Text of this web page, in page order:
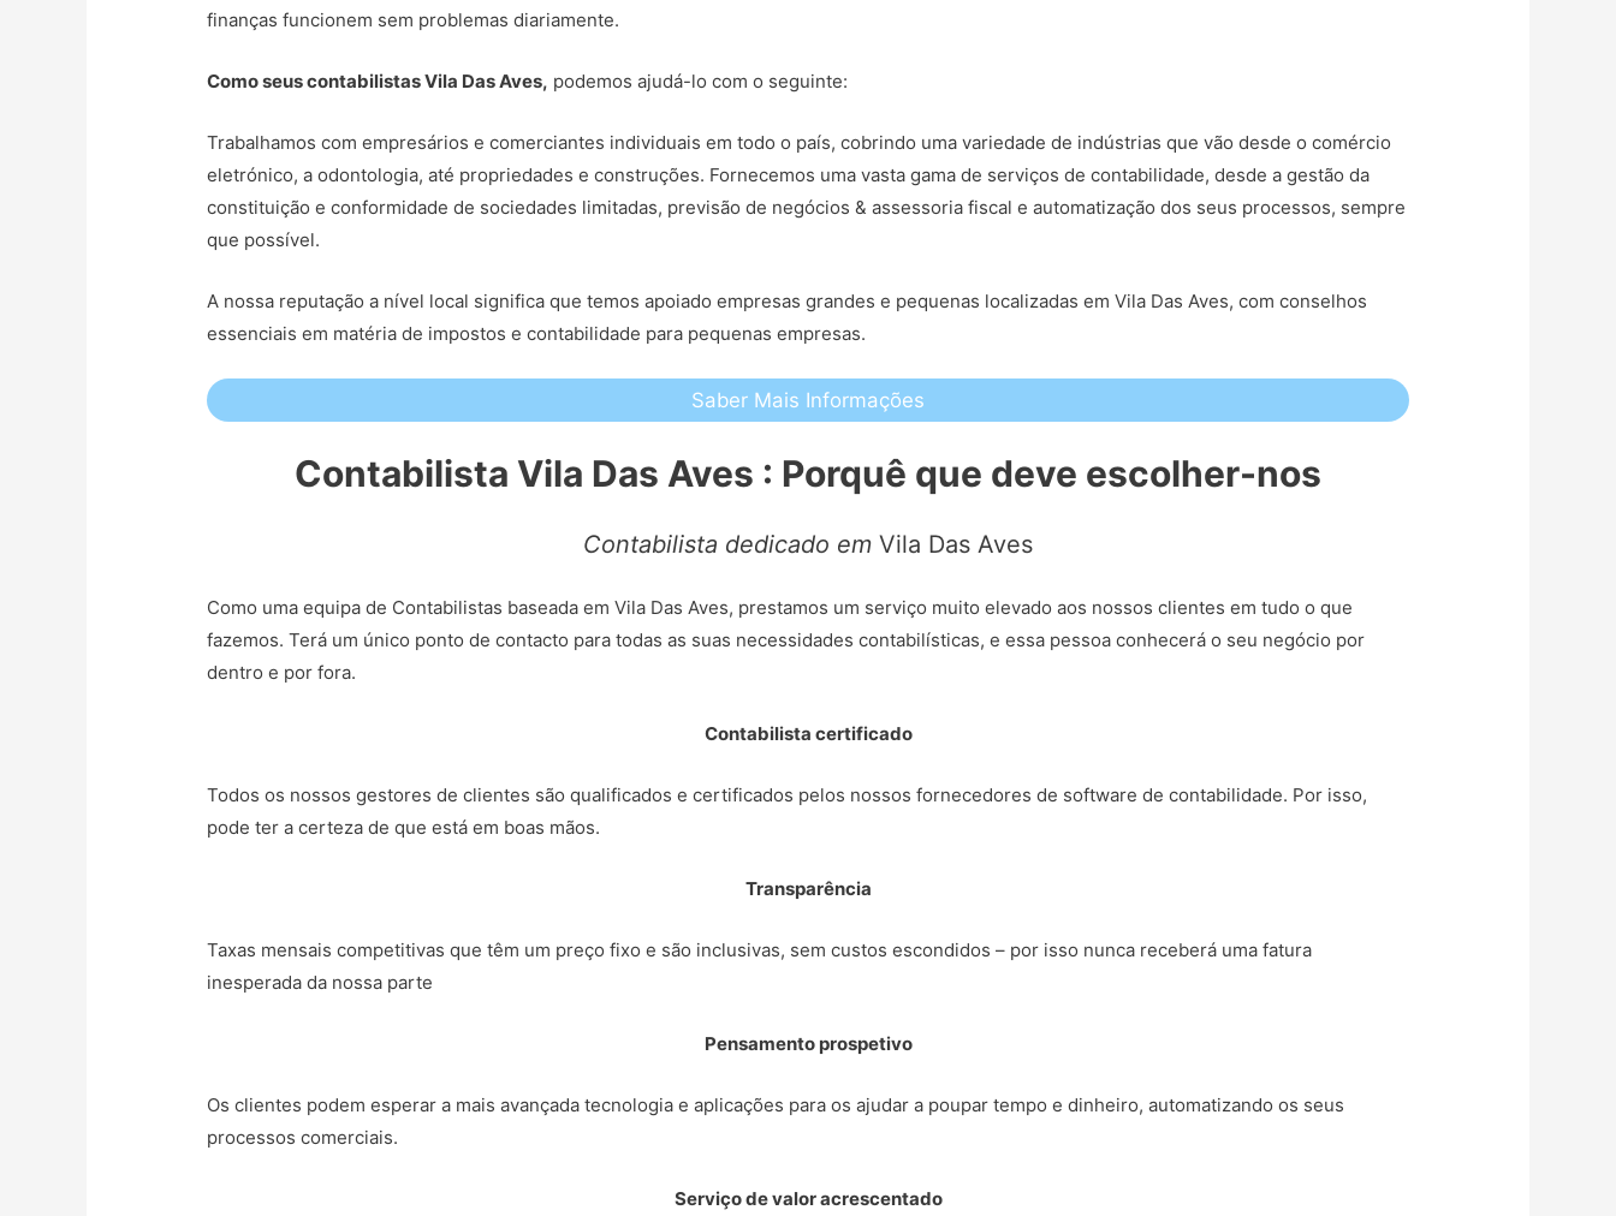
finanças funcionem sem problemas diariamente.
Como seus contabilistas Vila Das Aves, podemos ajudá-lo com o seguinte:
Trabalhamos com empresários e comerciantes individuais em todo o país, cobrindo uma variedade de indústrias que vão desde o comércio
eletrónico, a odontologia, até propriedades e construções. Fornecemos uma vasta gama de serviços de contabilidade, desde a gestão da
constituição e conformidade de sociedades limitadas, previsão de negócios & assessoria fiscal e automatização dos seus processos, sempre
que possível.
A nossa reputação a nível local significa que temos apoiado empresas grandes e pequenas localizadas em Vila Das Aves, com conselhos
essenciais em matéria de impostos e contabilidade para pequenas empresas.
Saber Mais Informações
Contabilista Vila Das Aves : Porquê que deve escolher-nos
Contabilista dedicado em Vila Das Aves
Como uma equipa de Contabilistas baseada em Vila Das Aves, prestamos um serviço muito elevado aos nossos clientes em tudo o que
fazemos. Terá um único ponto de contacto para todas as suas necessidades contabilísticas, e essa pessoa conhecerá o seu negócio por
dentro e por fora.
Contabilista certificado
Todos os nossos gestores de clientes são qualificados e certificados pelos nossos fornecedores de software de contabilidade. Por isso,
pode ter a certeza de que está em boas mãos.
Transparência
Taxas mensais competitivas que têm um preço fixo e são inclusivas, sem custos escondidos – por isso nunca receberá uma fatura
inesperada da nossa parte
Pensamento prospetivo
Os clientes podem esperar a mais avançada tecnologia e aplicações para os ajudar a poupar tempo e dinheiro, automatizando os seus
processos comerciais.
Serviço de valor acrescentado